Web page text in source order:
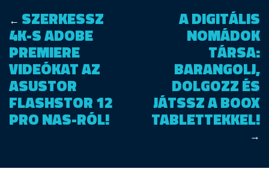
← SZERKESSZ
4K-S ADOBE
PREMIERE
VIDEÓKAT AZ
ASUSTOR
FLASHSTOR 12
PRO NAS-RÓL!
A DIGITÁLIS
NOMÁDOK
TÁRSA:
BARANGOLJ,
DOLGOZZ ÉS
JÁTSSZ A BOOX
TABLETTEKKEL!
→